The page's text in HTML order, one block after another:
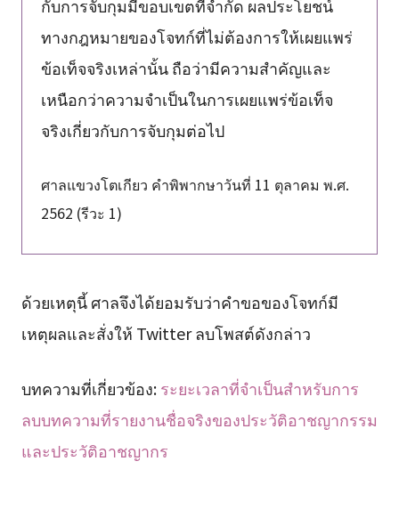
กับการจับกุมมีขอบเขตที่จำกัด ผลประโยชน์
ทางกฎหมายของโจทก์ที่ไม่ต้องการให้เผยแพร่
ข้อเท็จจริงเหล่านั้น ถือว่ามีความสำคัญและ
เหนือกว่าความจำเป็นในการเผยแพร่ข้อเท็จ
จริงเกี่ยวกับการจับกุมต่อไป
ศาลแขวงโตเกียว คำพิพากษาวันที่ 11 ตุลาคม พ.ศ.
2562 (รีวะ 1)
ด้วยเหตุนี้ ศาลจึงได้ยอมรับว่าคำขอของโจทก์มี
เหตุผลและสั่งให้ Twitter ลบโพสต์ดังกล่าว
บทความที่เกี่ยวข้อง:ระยะเวลาที่จำเป็นสำหรับการ
ลบบทความที่รายงานชื่อจริงของประวัติอาชญากรรม
และประวัติอาชญากร